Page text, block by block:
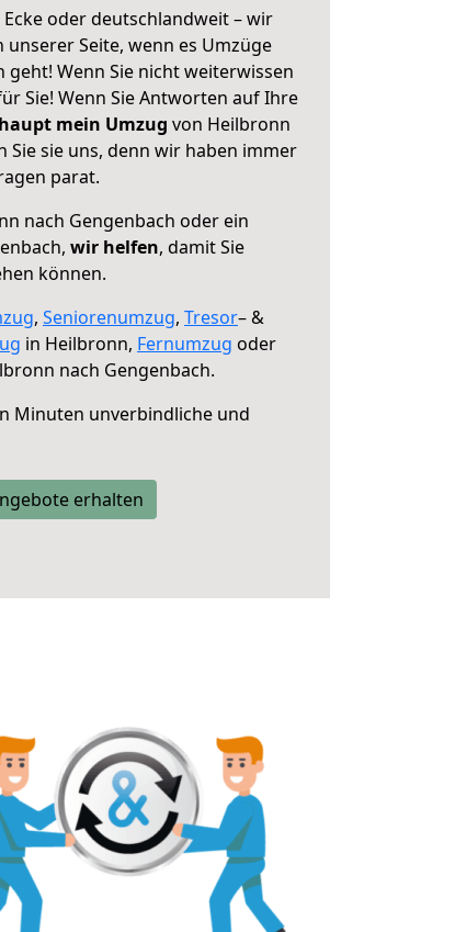
oder deutschlandweit – wir
unserer Seite, wenn es Umzüge
Wenn Sie nicht weiterwissen
Sie! Wenn Sie Antworten auf Ihre
mein Umzug von Heilbronn
Sie sie uns, denn wir haben immer
parat.
nach Gengenbach oder ein
wir helfen, damit Sie
können.
, Seniorenumzug, Tresor– &
in Heilbronn, Fernumzug oder
nach Gengenbach.
Minuten unverbindliche und
erhalten